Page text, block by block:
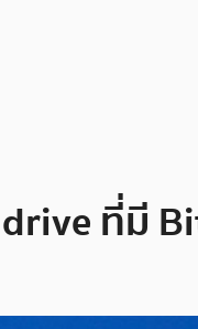
ที่มี